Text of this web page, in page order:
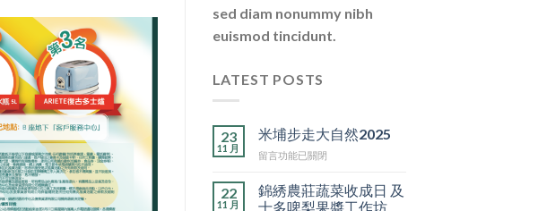
sed diam nonummy nibh
euismod tincidunt.
LATEST POSTS
23
11 月
米埔步走大自然2025
在
埔
步
留言功能已關閉
22
11 月
錦綉農莊蔬菜收成日 及
士多啤梨果醬工作坊